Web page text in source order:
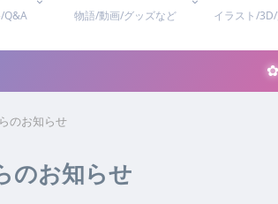
Q&A
物語/動画/グッズなど
イラスト/
のお知らせ
のお知らせ